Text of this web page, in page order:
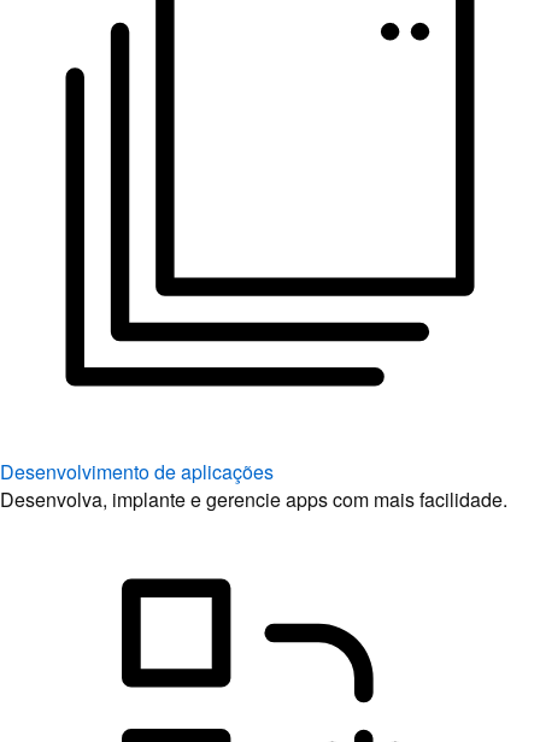
Desenvolvimento de aplicações
Desenvolva, implante e gerencie apps com mais facilidade.